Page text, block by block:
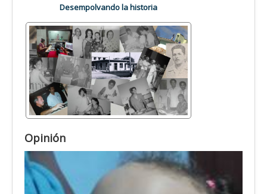
Desempolvando la historia
Opinión